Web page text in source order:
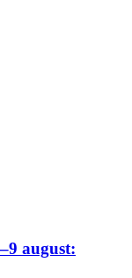
august: